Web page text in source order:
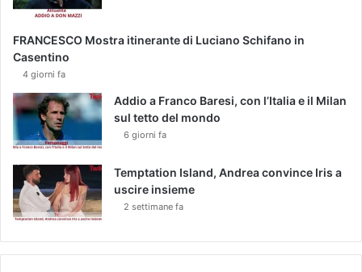
FRANCESCO Mostra itinerante di Luciano Schifano in
Casentino
4 giorni fa
Addio a Franco Baresi, con l’Italia e il Milan
sul tetto del mondo
6 giorni fa
Temptation Island, Andrea convince Iris a
uscire insieme
2 settimane fa